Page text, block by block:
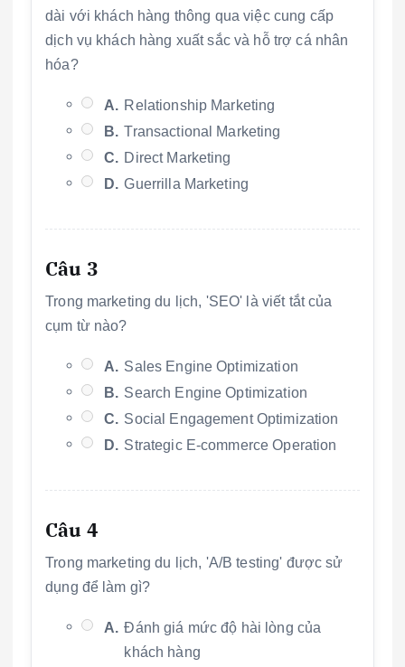
dài với khách hàng thông qua việc cung cấp
dịch vụ khách hàng xuất sắc và hỗ trợ cá nhân
hóa?
A. Relationship Marketing
B. Transactional Marketing
C. Direct Marketing
D. Guerrilla Marketing
Câu 3
Trong marketing du lịch, 'SEO' là viết tắt của
cụm từ nào?
A. Sales Engine Optimization
B. Search Engine Optimization
C. Social Engagement Optimization
D. Strategic E-commerce Operation
Câu 4
Trong marketing du lịch, 'A/B testing' được sử
dụng để làm gì?
A. Đánh giá mức độ hài lòng của
khách hàng